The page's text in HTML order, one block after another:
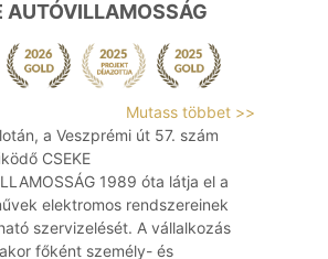
AUTÓVILLAMOSSÁG
Mutass többet >>
a Veszprémi út 57. szám
CSEKE
1989 óta látja el a
elektromos rendszereinek
szervizelését. A vállalkozás
főként személy- és